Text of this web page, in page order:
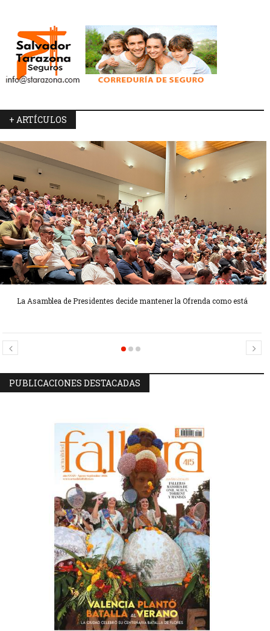
+ ARTÍCULOS
La Asamblea de Presidentes decide mantener la Ofrenda como está
Candidatas Preseleccionadas por el sector Olivereta
Candidatas Preseleccionadas por el sector Sector La Seu-La Xerea-El
PUBLICACIONES DESTACADAS